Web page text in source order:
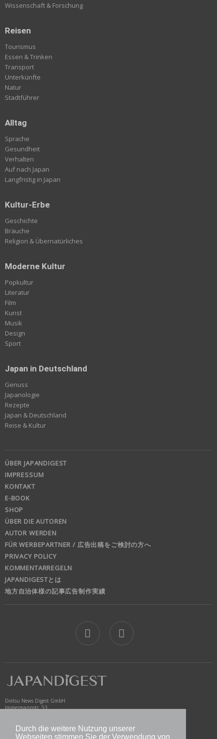
Durch die weitere Nutzung unserer
Webseiten stimmen Sie der Verwendung von
Wissenschaft & Forschung
Reisen
Tourismus
Essen & Trinken
Transport
Unterkünfte
Natur
Stadtführer
Alltag
Sprache
Gesundheit
Verhalten
Auf nach Japan
Langfristig in Japan
Kultur-Erbe
Geschichte
Bräuche
Religion & Übernatürliches
Moderne Kultur
Popkultur
Literatur
Film
Kunst
Musik
Design
Sport
Japan in Deutschland
Genuss
Japanologie
Rezepte
Japan & Deutschland
Reise & Kultur
ÜBER JAPANDIGEST
IMPRESSUM
KONTAKT
E-BOOK
SHOP
ÜBER DIE AUTOREN
AUTOR WERDEN
FÜR WERBEPARTNER / 広告出稿をご検討の方へ
PRIVACY POLICY
KOMMENTARREGELN
JAPANDIGESTとは
地方自治体様の記事広告制作実績
Doitsu News Digest GmbH
Immermannstr. 53
www.newsdigest.de